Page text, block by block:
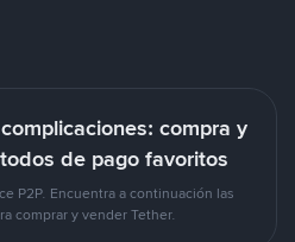
compra y
de pago favoritos
P2P. Encuentra a continuación las
comprar y vender Tether.